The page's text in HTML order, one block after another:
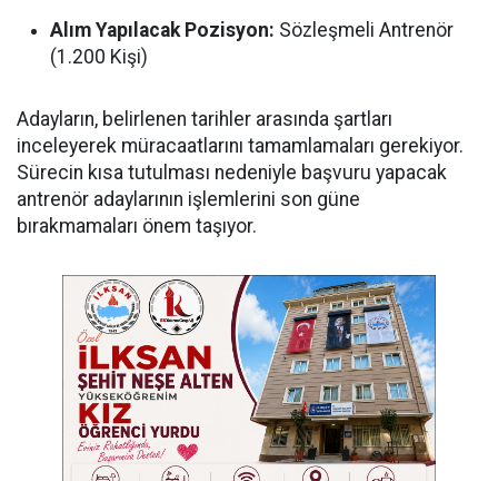
Alım Yapılacak Pozisyon: Sözleşmeli Antrenör
(1.200 Kişi)
Adayların, belirlenen tarihler arasında şartları
inceleyerek müracaatlarını tamamlamaları gerekiyor.
Sürecin kısa tutulması nedeniyle başvuru yapacak
antrenör adaylarının işlemlerini son güne
bırakmamaları önem taşıyor.